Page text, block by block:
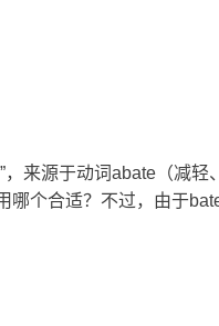
，来源于动词abate（减
哪个合适？不过，由于